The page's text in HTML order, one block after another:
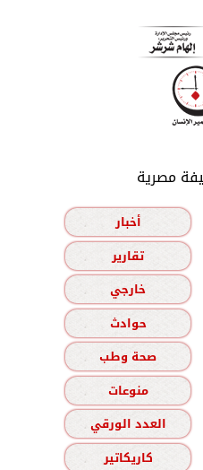
مصرية
أخبار
تقارير
خارجي
حوادث
صحة وطب
منوعات
العدد الورقي
كاريكاتير